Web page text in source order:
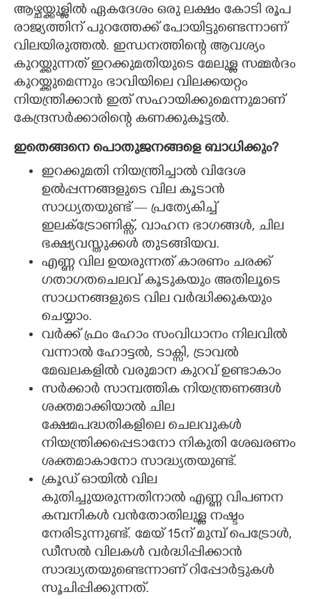
ആഴ്ചയ്ക്കുള്ളിൽ ഏകദേശം ഒരു ലക്ഷം കോടി രൂപ
രാജ്യത്തിന് പുറത്തേക്ക് പോയിട്ടുണ്ടെന്നാണ്
വിലയിരുത്തൽ. ഇന്ധനത്തിന്റെ ആവശ്യം
കുറയ്ക്കുന്നത് ഇറക്കുമതിയുടെ മേലുള്ള സമ്മർദം
കുറയ്ക്കുമെന്നും ഭാവിയിലെ വിലക്കയറ്റം
നിയന്ത്രിക്കാൻ ഇത് സഹായിക്കുമെന്നുമാണ്
കേന്ദ്രസർക്കാരിന്റെ കണക്കുകൂട്ടൽ.
ഇതെങ്ങനെ പൊതുജനങ്ങളെ ബാധിക്കും?
ഇറക്കുമതി നിയന്ത്രിച്ചാൽ വിദേശ
ഉൽപ്പന്നങ്ങളുടെ വില കൂടാൻ
സാധ്യതയുണ്ട് — പ്രത്യേകിച്ച്
ഇലക്ട്രോണിക്സ്, വാഹന ഭാഗങ്ങൾ, ചില
ഭക്ഷ്യവസ്തുക്കൾ തുടങ്ങിയവ.
എണ്ണ വില ഉയരുന്നത് കാരണം ചരക്ക്
ഗതാഗതചെലവ് കൂടുകയും അതിലൂടെ
സാധനങ്ങളുടെ വില വർദ്ധിക്കുകയും
ചെയ്യാം.
വർക്ക് ഫ്രം ഹോം സംവിധാനം നിലവിൽ
വന്നാൽ ഹോട്ടൽ, ടാക്സി, ട്രാവൽ
മേഖലകളിൽ വരുമാന കുറവ് ഉണ്ടാകാം
സർക്കാർ സാമ്പത്തിക നിയന്ത്രണങ്ങൾ
ശക്തമാക്കിയാൽ ചില
ക്ഷേമപദ്ധതികളിലെ ചെലവുകൾ
നിയന്ത്രിക്കപ്പെടാനോ നികുതി ശേഖരണം
ശക്തമാകാനോ സാദ്ധ്യതയുണ്ട്.
ക്രൂഡ് ഓയിൽ വില
കുതിച്ചുയരുന്നതിനാൽ എണ്ണ വിപണന
കമ്പനികൾ വൻതോതിലുള്ള നഷ്ടം
നേരിടുന്നുണ്ട്. മേയ് 15ന് മുമ്പ് പെട്രോൾ,
ഡീസൽ വിലകൾ വർദ്ധിപ്പിക്കാൻ
സാദ്ധ്യതയുണ്ടെന്നാണ് റിപ്പോർട്ടുകൾ
സൂചിപ്പിക്കുന്നത്.